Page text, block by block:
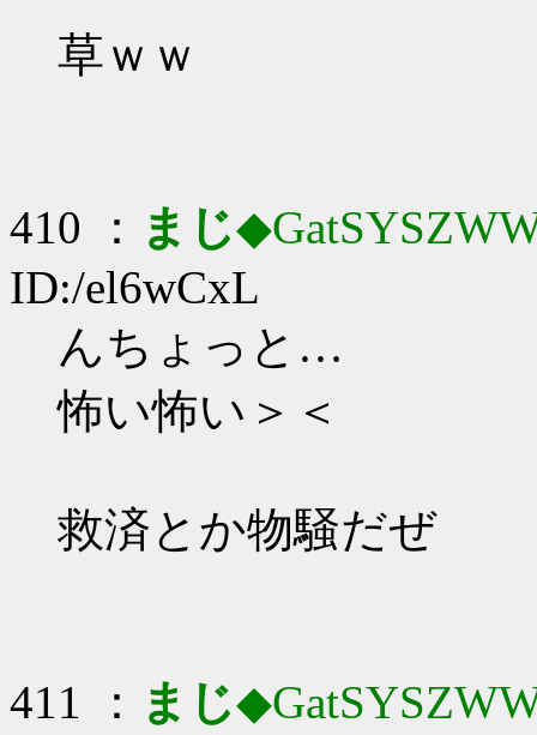
草ｗｗ
410 ： まじ
ID:/el6wCxL
んちょっと…
怖い怖い＞＜
救済とか物騒だぜ
411 ： まじ